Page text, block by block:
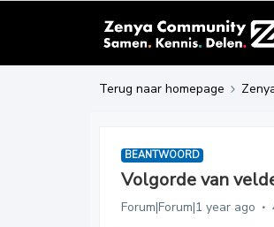
Terug naar homepage
BEANTWOORD
Volgorde van
Forum|Forum|1 year ago